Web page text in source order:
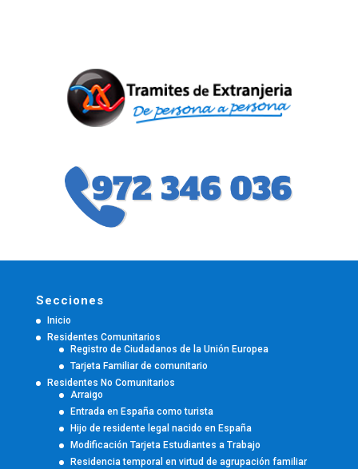
Secciones
Inicio
Residentes Comunitarios
Registro de Ciudadanos de la Unión Europea
Tarjeta Familiar de comunitario
Residentes No Comunitarios
Arraigo
Entrada en España como turista
Hijo de residente legal nacido en España
Modificación Tarjeta Estudiantes a Trabajo
Residencia temporal en virtud de agrupación familiar